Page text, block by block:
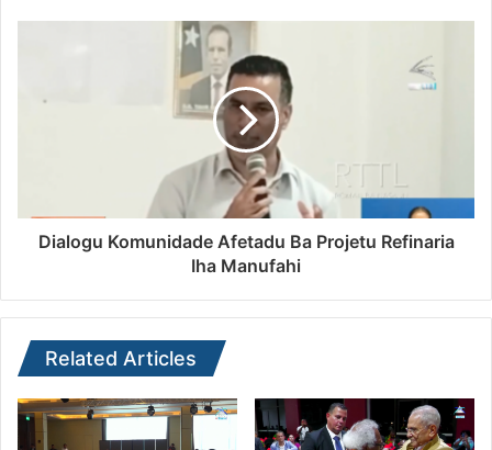
Dialogu Komunidade Afetadu Ba Projetu Refinaria
Iha Manufahi
Related Articles